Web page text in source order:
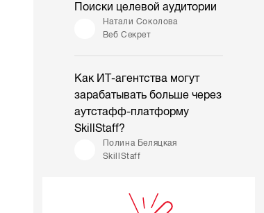
Поиски целевой аудитории
Натали Соколова
Веб Секрет
Как ИТ-агентства могут
зарабатывать больше через
аутстафф-платформу
SkillStaff?
Полина Беляцкая
SkillStaff